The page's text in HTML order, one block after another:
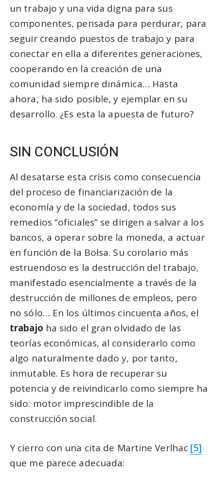
un trabajo y una vida digna para sus
componentes, pensada para perdurar, para
seguir creando puestos de trabajo y para
conectar en ella a diferentes generaciones,
cooperando en la creación de una
comunidad siempre dinámica… Hasta
ahora, ha sido posible, y ejemplar en su
desarrollo. ¿Es esta la apuesta de futuro?
SIN CONCLUSIÓN
Al desatarse esta crisis como consecuencia
del proceso de financiarización de la
economía y de la sociedad, todos sus
remedios “oficiales” se dirigen a salvar a los
bancos, a operar sobre la moneda, a actuar
en función de la Bolsa. Su corolario más
estruendoso es la destrucción del trabajo,
manifestado esencialmente a través de la
destrucción de millones de empleos, pero
no sólo… En los últimos cincuenta años, el
trabajo ha sido el gran olvidado de las
teorías económicas, al considerarlo como
algo naturalmente dado y, por tanto,
inmutable. Es hora de recuperar su
potencia y de reivindicarlo como siempre ha
sido: motor imprescindible de la
construcción social.
Y cierro con una cita de Martine Verlhac [5]
que me parece adecuada: